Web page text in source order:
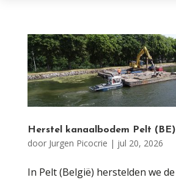
Herstel kanaalbodem Pelt (BE)
door Jurgen Picocrie | jul 20, 2026
In Pelt (België) herstelden we de